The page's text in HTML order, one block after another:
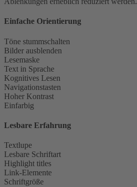
Einfache Orientierung
Töne stummschalten
Bilder ausblenden
Lesemaske
Text in Sprache
Kognitives Lesen
Navigationstasten
Hoher Kontrast
Einfarbig
Lesbare Erfahrung
Textlupe
Lesbare Schriftart
Highlight titles
Link-Elemente
Schriftgröße